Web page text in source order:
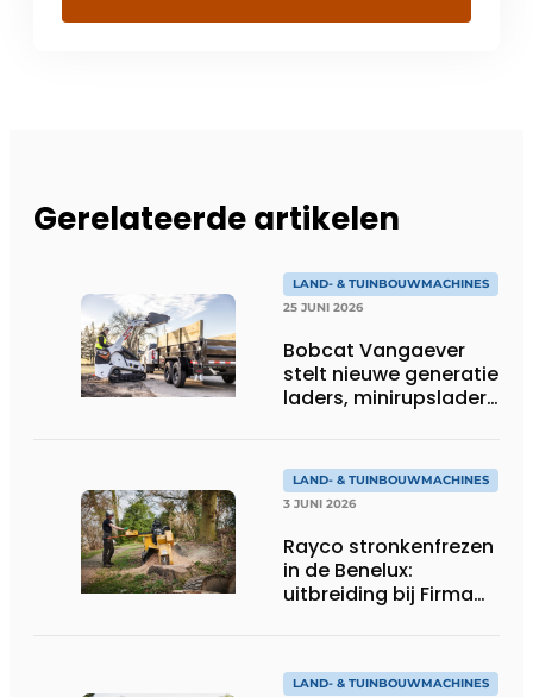
Gerelateerde artikelen
LAND- & TUINBOUWMACHINES
25 JUNI 2026
Bobcat Vangaever
stelt nieuwe generatie
laders, minirupsladers
LAND- & TUINBOUWMACHINES
3 JUNI 2026
Rayco stronkenfrezen
in de Benelux:
uitbreiding bij Firma
LAND- & TUINBOUWMACHINES